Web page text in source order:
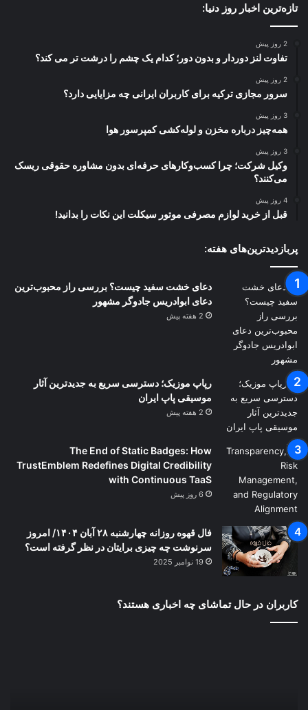
تازه‌ترین اخبار روز دنیا:
2 روز پیش
تفاوت لنز دوردار و بدون دور؛ کدام یک چشم را درشت تر می کند؟
2 روز پیش
سرور مجازی ترکیه برای کاربران ایرانی چه مزایایی دارد؟
3 روز پیش
همه‌چیز درباره مخزن و لوله‌کشی کمپرسور هوا
3 روز پیش
وکیل شرکت؛ چرا کسب‌وکارهای حرفه‌ای بدون مشاوره حقوقی ریسک
می‌کنند؟
4 روز پیش
قبل از خرید لوازم مصرفی موتور سیکلت این نکات را بدانید!
پربازدیدترین‌های هفته:
دعای خشت سفید چیست؟ بررسی راز محبوب‌ترین
دعای ابوادریس جادوگر مشهور
2 هفته پیش
رپاپ موزیک؛ دسترسی سریع به جدیدترین آثار
موسیقی پاپ ایران
2 هفته پیش
The End of Static Badges: How
TrustEmblem Redefines Digital Credibility
with Continuous TaaS
6 روز پیش
فال قهوه روزانه چهارشنبه ۲۸ آبان ۱۴۰۴/ امروز
سرنوشت چه چیزی برایتان در نظر گرفته است؟
19 نوامبر 2025
کاربران در حال تماشای چه اخباری هستند؟